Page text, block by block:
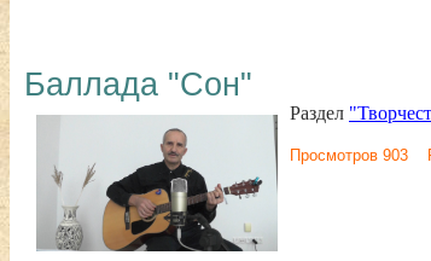
Баллада "Сон"
Раздел
Просмотров 903